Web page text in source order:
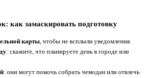
как замаскировать подготовку
карты, чтобы не всплыли уведомления.
: скажите, что планируете день в городе или
: они могут помочь собрать чемодан или отвлечь